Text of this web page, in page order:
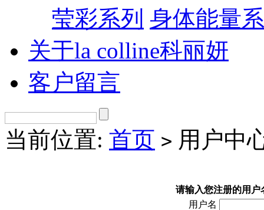
莹彩系列 身体能量
关于la colline科丽妍
客户留言
当前位置: 首页 > 用户中
请输入您注册的用户
用户名